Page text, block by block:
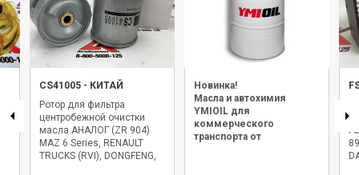
CS41005 - КИТАЙ
Ротор для фильтра
центробежной очистки
масла АНАЛОГ (ZR 904)
MAZ 6 Series, RENAULT
TRUCKS (RVI), DONGFENG,
Новинка!
Масла и автохимия
YMIOIL для
коммерческого
транспорта от